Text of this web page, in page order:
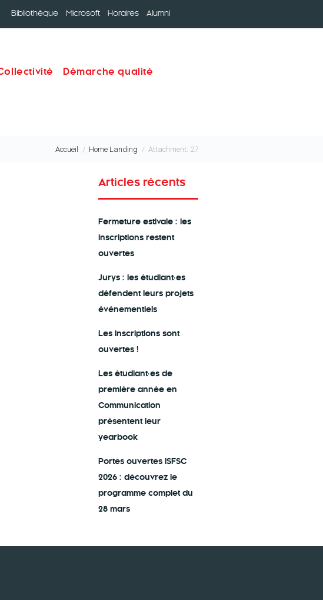
Bibliothèque Microsoft Horaires Alumni
Démarche qualité
Accueil Home Landing Attachment: 27
Articles récents
Fermeture estivale : les
inscriptions restent
ouvertes
Jurys : les étudiant·es
défendent leurs projets
événementiels
Les inscriptions sont
ouvertes !
Les étudiant·es de
première année en
Communication
présentent leur
yearbook
Portes ouvertes ISFSC
2026 : découvrez le
programme complet du
28 mars